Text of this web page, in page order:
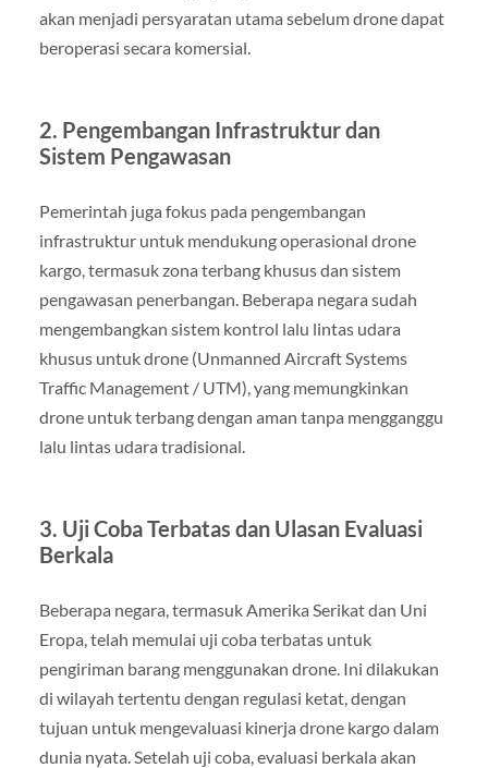
akan menjadi persyaratan utama sebelum drone dapat
beroperasi secara komersial.
2. Pengembangan Infrastruktur dan
Sistem Pengawasan
Pemerintah juga fokus pada pengembangan
infrastruktur untuk mendukung operasional drone
kargo, termasuk zona terbang khusus dan sistem
pengawasan penerbangan. Beberapa negara sudah
mengembangkan sistem kontrol lalu lintas udara
khusus untuk drone (Unmanned Aircraft Systems
Traffic Management / UTM), yang memungkinkan
drone untuk terbang dengan aman tanpa mengganggu
lalu lintas udara tradisional.
3. Uji Coba Terbatas dan Ulasan Evaluasi
Berkala
Beberapa negara, termasuk Amerika Serikat dan Uni
Eropa, telah memulai uji coba terbatas untuk
pengiriman barang menggunakan drone. Ini dilakukan
di wilayah tertentu dengan regulasi ketat, dengan
tujuan untuk mengevaluasi kinerja drone kargo dalam
dunia nyata. Setelah uji coba, evaluasi berkala akan